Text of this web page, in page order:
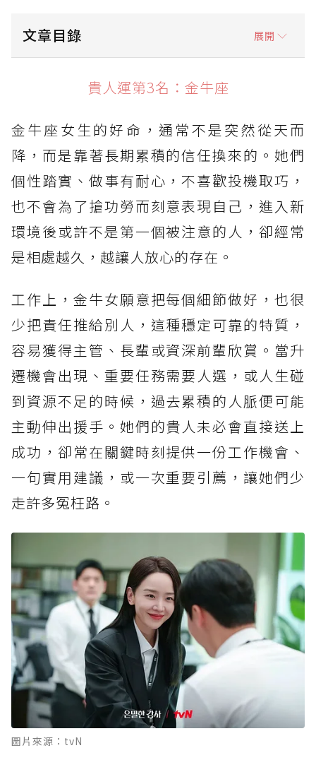
文章目錄 展開
貴人運第3名：金牛座
貴人運第1名：天秤座
貴人運第3名：金牛座
金牛座女生的好命，通常不是突然從天而
降，而是靠著長期累積的信任換來的。她們
個性踏實、做事有耐心，不喜歡投機取巧，
也不會為了搶功勞而刻意表現自己，進入新
環境後或許不是第一個被注意的人，卻經常
是相處越久，越讓人放心的存在。
工作上，金牛女願意把每個細節做好，也很
少把責任推給別人，這種穩定可靠的特質，
容易獲得主管、長輩或資深前輩欣賞。當升
遷機會出現、重要任務需要人選，或人生碰
到資源不足的時候，過去累積的人脈便可能
主動伸出援手。她們的貴人未必會直接送上
成功，卻常在關鍵時刻提供一份工作機會、
一句實用建議，或一次重要引薦，讓她們少
走許多冤枉路。
圖片來源：tvN